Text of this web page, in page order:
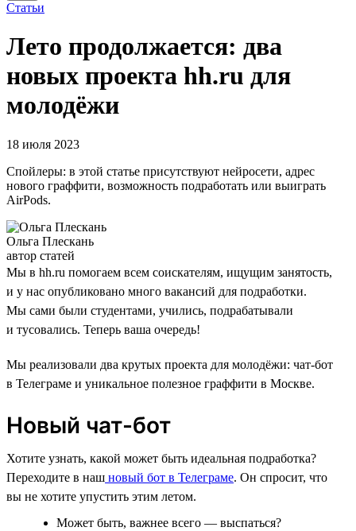
Статьи
Лето продолжается: два
новых проекта hh.ru для
молодёжи
18 июля 2023
Спойлеры: в этой статье присутствуют нейросети, адрес
нового граффити, возможность подработать или выиграть
AirPods.
Ольга Плескань
автор статей
Мы в hh.ru помогаем всем соискателям, ищущим занятость,
и у нас опубликовано много вакансий для подработки.
Мы сами были студентами, учились, подрабатывали
и тусовались. Теперь ваша очередь!
Мы реализовали два крутых проекта для молодёжи: чат-бот
в Телеграме и уникальное полезное граффити в Москве.
Новый чат-бот
Хотите узнать, какой может быть идеальная подработка?
Переходите в наш новый бот в Телеграме. Он спросит, что
вы не хотите упустить этим летом.
Может быть, важнее всего — выспаться?